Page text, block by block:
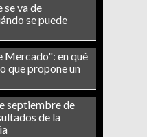
va de
se puede
Mercado": en qué
que propone un
septiembre de
de la